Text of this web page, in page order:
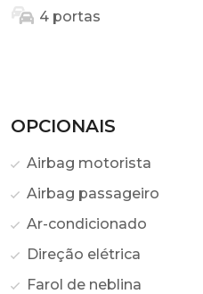
4 portas
OPCIONAIS
Airbag motorista
Airbag passageiro
Ar-condicionado
Direção elétrica
Farol de neblina